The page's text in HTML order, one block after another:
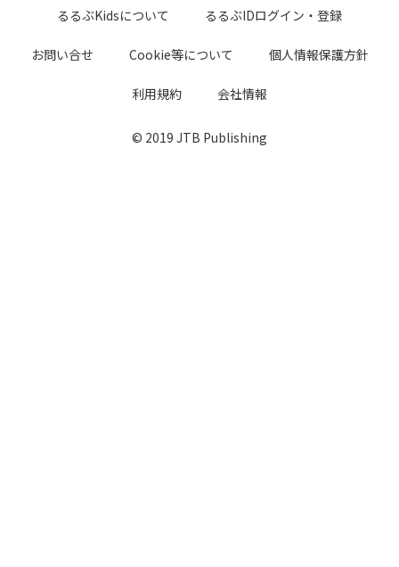
るるぶKidsについて るるぶIDログイン・登録
お問い合せ Cookie等について 個人情報保護方針
利用規約 会社情報
© 2019 JTB Publishing